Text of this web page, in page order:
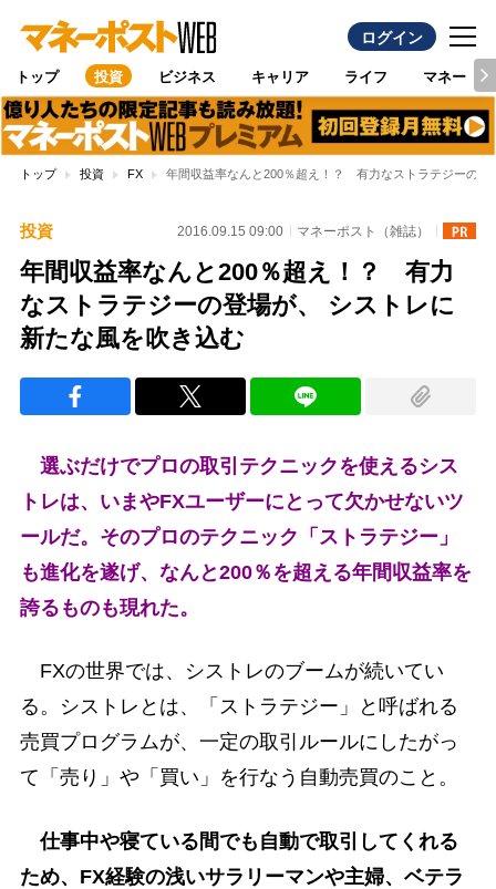
ログイン
トップ 投資 ビジネス キャリア ライフ マネー
トップ 投資 FX 年間収益率なんと200％超え！？ 有力なストラテジーの登
投資 2016.09.15 09:00 マネーポスト（雑誌）
年間収益率なんと200％超え！？ 有力
なストラテジーの登場が、 シストレに
新たな風を吹き込む
選ぶだけでプロの取引テクニックを使えるシス
トレは、いまやFXユーザーにとって欠かせないツ
ールだ。そのプロのテクニック「ストラテジー」
も進化を遂げ、なんと200％を超える年間収益率を
誇るものも現れた。
FXの世界では、シストレのブームが続いてい
る。シストレとは、「ストラテジー」と呼ばれる
売買プログラムが、一定の取引ルールにしたがっ
て「売り」や「買い」を行なう自動売買のこと。
仕事中や寝ている間でも自動で取引してくれる
ため、FX経験の浅いサラリーマンや主婦、ベテラ